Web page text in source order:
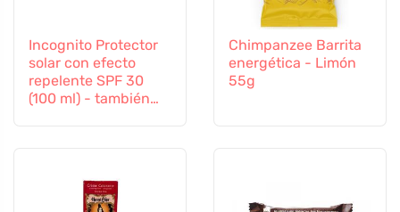
Incognito Protector
solar con efecto
repelente SPF 30
(100 ml) - también
Chimpanzee Barrita
energética - Limón
55g